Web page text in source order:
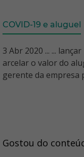
COVID-19 e aluguel
3 Abr 2020 ... ...
arcelar o valor do
gerente da empresa
Gostou do